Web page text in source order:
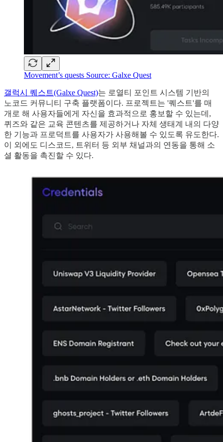
Movement’s quests Source: Galxe Quest
갤럭시 퀘스트(Galxe Quest)는 로열티 포인트 시스템 기반의
노코드 커뮤니티 구축 플랫폼이다. 프로젝트는 '퀘스트'를 매
개로 해 사용자들에게 자신을 효과적으로 홍보할 수 있는데,
퀴즈와 같은 교육 콘텐츠를 제공하거나 자체 생태계 내의 다양
한 기능과 프로덕트를 사용자가 사용해볼 수 있도록 유도한다.
이 외에도 디스코드, 트위터 등 외부 채널과의 연동을 통해 소
셜 활동을 촉진할 수 있다.